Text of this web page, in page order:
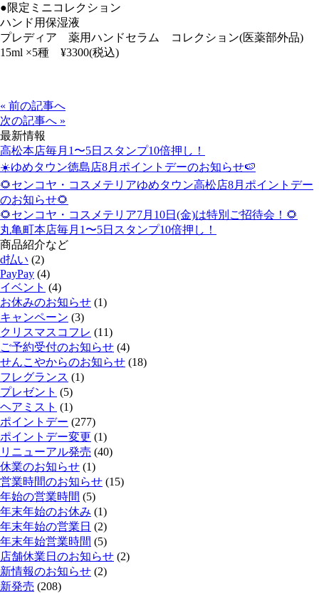
●限定ミニコレクション
ハンド用保湿液
プレディア 薬用ハンドセラム コレクション(医薬部外品)
15ml ×5種 ¥3300(税込)
« 前の記事へ
次の記事へ »
最新情報
高松本店毎月1〜5日スタンプ10倍押し！
☀️ゆめタウン徳島店8月ポイントデーのお知らせ🍉
🌻センコヤ・コスメテリアゆめタウン高松店8月ポイントデー
のお知らせ🌻
🌻センコヤ・コスメテリア7月10日(金)は特別ご招待会！🌻
丸亀町本店毎月1〜5日スタンプ10倍押し！
商品紹介など
d払い (2)
PayPay (4)
イベント (4)
お休みのお知らせ (1)
キャンペーン (3)
クリスマスコフレ (11)
ご予約受付のお知らせ (4)
せんこやからのお知らせ (18)
フレグランス (1)
プレゼント (5)
ヘアミスト (1)
ポイントデー (277)
ポイントデー変更 (1)
リニューアル発売 (40)
休業のお知らせ (1)
営業時間のお知らせ (15)
年始の営業時間 (5)
年末年始のお休み (1)
年末年始の営業日 (2)
年末年始営業時間 (5)
店舗休業日のお知らせ (2)
新情報のお知らせ (2)
新発売 (208)